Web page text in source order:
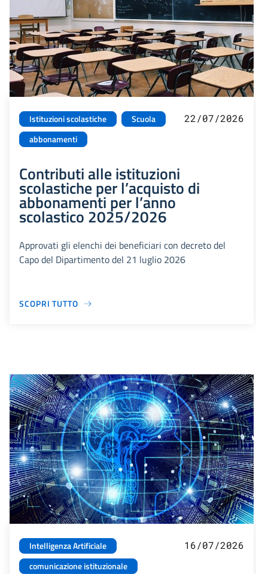
Istituzioni scolastiche
Scuola
abbonamenti
22/07/2026
Contributi alle istituzioni
scolastiche per l’acquisto di
abbonamenti per l’anno
scolastico 2025/2026
Approvati gli elenchi dei beneficiari con decreto del
Capo del Dipartimento del 21 luglio 2026
SCOPRI TUTTO
Intelligenza Artificiale
comunicazione istituzionale
16/07/2026